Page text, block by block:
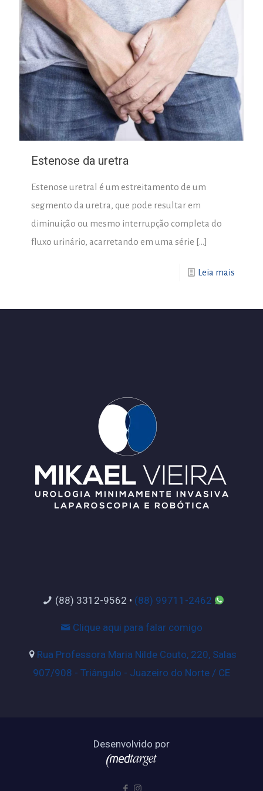
Estenose da uretra
Estenose uretral é um estreitamento de um
segmento da uretra, que pode resultar em
diminuição ou mesmo interrupção completa do
fluxo urinário, acarretando em uma série […]
Leia mais
(88) 3312-9562 • (88) 99711-2462
Clique aqui para falar comigo
Rua Professora Maria Nilde Couto, 220, Salas
907/908 - Triângulo - Juazeiro do Norte / CE
Desenvolvido por